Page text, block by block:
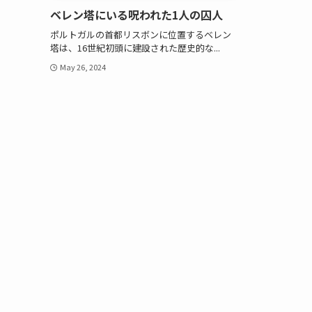
ベレン塔にいる呪われた1人の囚人
ポルトガルの首都リスボンに位置するベレン
塔は、16世紀初頭に建設された歴史的な...
May 26, 2024